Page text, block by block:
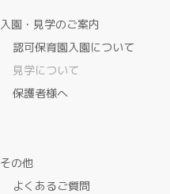
入園・見学のご案内
認可保育園入園について
見学について
保護者様へ
その他
よくあるご質問